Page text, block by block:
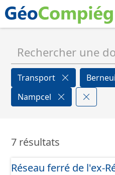
Transport
Nampcel
7 résultats
Réseau ferré de l'ex-